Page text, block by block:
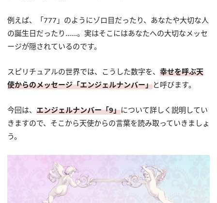
例えば、「777」のようにゾロ目だったり、あなたや大切な人
の誕生日だったり……。実はそこにはあなたへの大切なメッセ
ージが隠されているのです。
スピリチュアルの世界では、こうした数字を、 幸せを呼ぶ天
使からのメッセージ「エンジェルナンバー」と呼びます。
今回は、 エンジェルナンバー「9」について詳しく説明してい
きますので、そこから天使からの言葉を読み取っていきましょ
う。